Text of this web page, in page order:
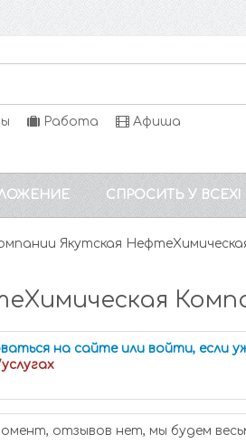
Работа Афиша
СПРОСИТЬ У ВСЕХ!
Якутская
на сайте или войти, если
отзывов нет, мы будем